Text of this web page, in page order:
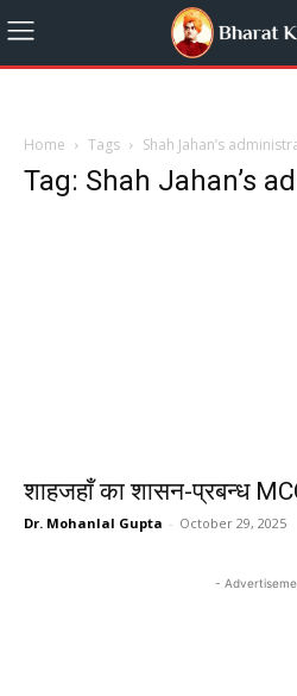
Home Tags Shah Jahan’s
Tag: Shah Jahan’s
शाहजहाँ का शासन-प्रबन्ध
Dr. Mohanlal Gupta - October 29, 2025
-